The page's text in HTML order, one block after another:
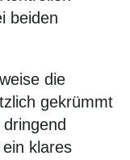
beiden
die
gekrümmt
klares